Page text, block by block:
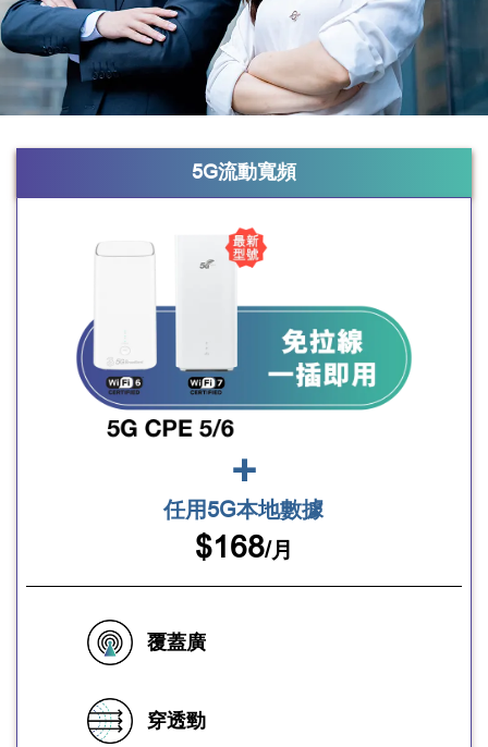
5G流動寬頻
+
任用5G本地數據
$168/月
覆蓋廣
穿透勁